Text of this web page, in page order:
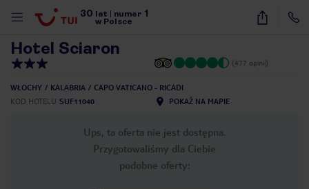
30 lat numer 1
w Polsce
12
Hotel Sciaron
(477 opinii)
WŁOCHY KALABRIA
CAPO VATICANO - RICADI
KOD HOTELU SUF11040 POKAŻ NA MAPIE
Ups, ta oferta nie jest dostępna.
Przygotowaliśmy dla Ciebie
podobne oferty: